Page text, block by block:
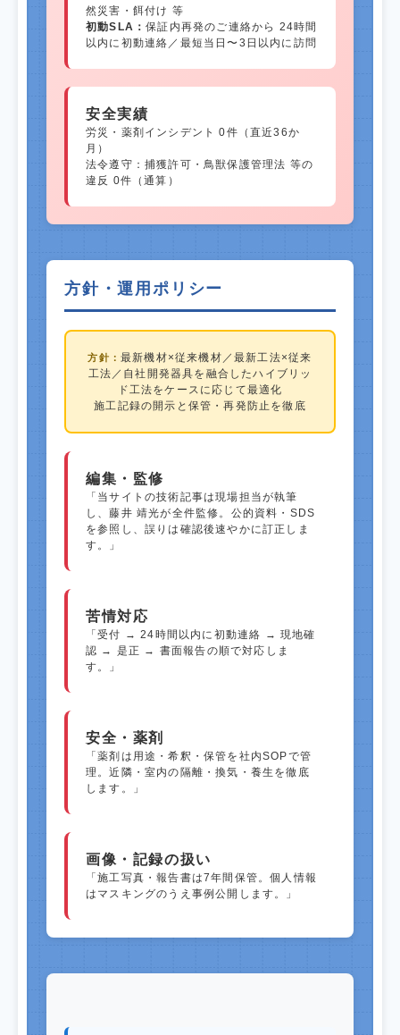
然災害・餌付け 等
初動SLA：保証内再発のご連絡から 24時間
以内に初動連絡／最短当日〜3日以内に訪問
安全実績
労災・薬剤インシデント 0件（直近36か
月）
法令遵守：捕獲許可・鳥獣保護管理法 等の
違反 0件（通算）
方針・運用ポリシー
方針：最新機材×従来機材／最新工法×従来
工法／自社開発器具を融合したハイブリッ
ド工法をケースに応じて最適化
施工記録の開示と保管・再発防止を徹底
編集・監修
「当サイトの技術記事は現場担当が執筆
し、藤井 靖光が全件監修。公的資料・SDS
を参照し、誤りは確認後速やかに訂正しま
す。」
苦情対応
「受付 → 24時間以内に初動連絡 → 現地確
認 → 是正 → 書面報告の順で対応しま
す。」
安全・薬剤
「薬剤は用途・希釈・保管を社内SOPで管
理。近隣・室内の隔離・換気・養生を徹底
します。」
画像・記録の扱い
「施工写真・報告書は7年間保管。個人情報
はマスキングのうえ事例公開します。」